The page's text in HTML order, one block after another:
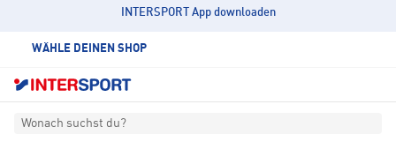
INTERSPORT App downloaden
WÄHLE DEINEN SHOP
Wonach suchst du?